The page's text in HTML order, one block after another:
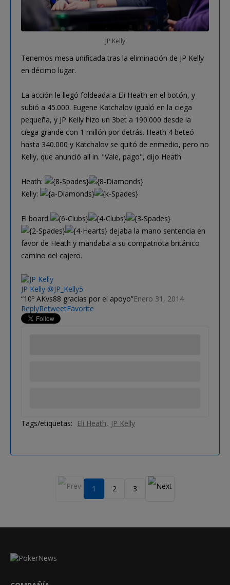
JP Kelly
Tenemos mesa unificada tras la eliminación de JP Kelly
en décimo lugar.
La acción le llegó foldeada a Eli Heath en el botón, y
subió a 45.000. Eugene Katchalov igualó en la ciega
pequeña, y JP Kelly hizo un 3bet a 190.000 desde la
ciega grande con 1 millón por detrás. Heath 4 beteó
hasta 340.000 y Katchalov se quitó de enmedio, pero no
Kelly, que anunció all in. "Vale, pago", dijo Heath.
Heath:
Kelly:
El board
dejaba la mano sentencia en
favor de Heath y mandaba a su compatriota británico
camino del cajero.
JP Kelly @JP_Kelly5
10º AKvs88 gracias por el apoyo Enero 31, 2014
ReplyRetweetFavorite
Tags/etiquetas: Eli Heath JP Kelly
1 2 3